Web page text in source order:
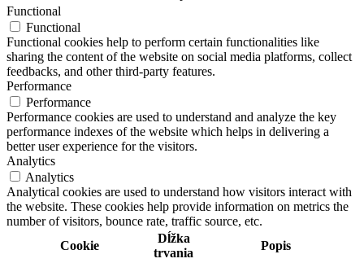
Functional
Functional
Functional cookies help to perform certain functionalities like
sharing the content of the website on social media platforms, collect
feedbacks, and other third-party features.
Performance
Performance
Performance cookies are used to understand and analyze the key
performance indexes of the website which helps in delivering a
better user experience for the visitors.
Analytics
Analytics
Analytical cookies are used to understand how visitors interact with
the website. These cookies help provide information on metrics the
number of visitors, bounce rate, traffic source, etc.
Cookie
Dĺžka
trvania
Popis